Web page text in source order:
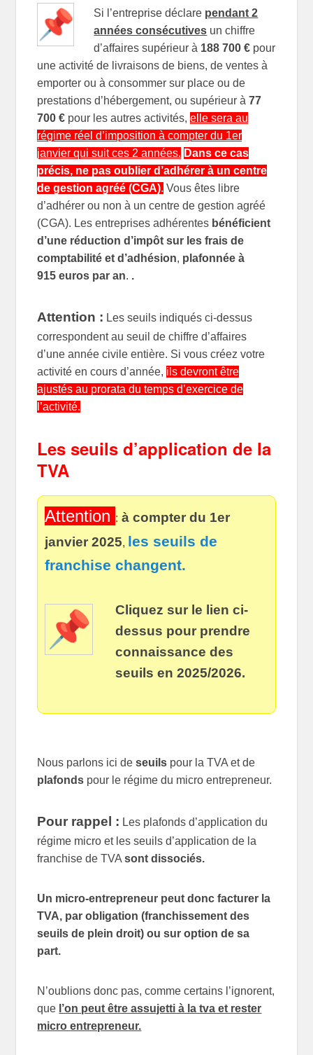
Si l’entreprise déclare pendant 2
années consécutives un chiffre
d’affaires supérieur à 188 700 € pour
une activité de livraisons de biens, de ventes à
emporter ou à consommer sur place ou de
prestations d’hébergement, ou supérieur à77
700 € pour les autres activités,elle sera au
régime réel d’imposition à compter du 1er
janvier qui suit ces 2 années. Dans ce cas
précis, ne pas oublier d’adhérer à un centre
de gestion agréé (CGA). Vous êtes libre
d’adhérer ou non à un centre de gestion agréé
(CGA). Les entreprises adhérentes bénéficient
d’une réduction d’impôt sur les frais de
comptabilité et d’adhésion, plafonnée à
915 euros par an. .
Attention : Les seuils indiqués ci-dessus
correspondent au seuil de chiffre d’affaires
d’une année civile entière. Si vous créez votre
activité en cours d’année, ils devront être
ajustés au prorata du temps d’exercice de
l’activité.
Les seuils d’application de la
TVA
Attention : à compter du 1er
janvier 2025, les seuils de
franchise changent.
Cliquez sur le lien ci-
dessus pour prendre
connaissance des
seuils en 2025/2026.
Nous parlons ici de seuils pour la TVA et de
plafonds pour le régime du micro entrepreneur.
Pour rappel : Les plafonds d’application du
régime micro et les seuils d’application de la
franchise de TVAsont dissociés.
Un micro-entrepreneur peut donc facturer la
TVA, par obligation (franchissement des
seuils de plein droit) ou sur option de sa
part.
N’oublions donc pas, comme certains l’ignorent,
que l’on peut être assujetti à la tva et rester
micro entrepreneur.